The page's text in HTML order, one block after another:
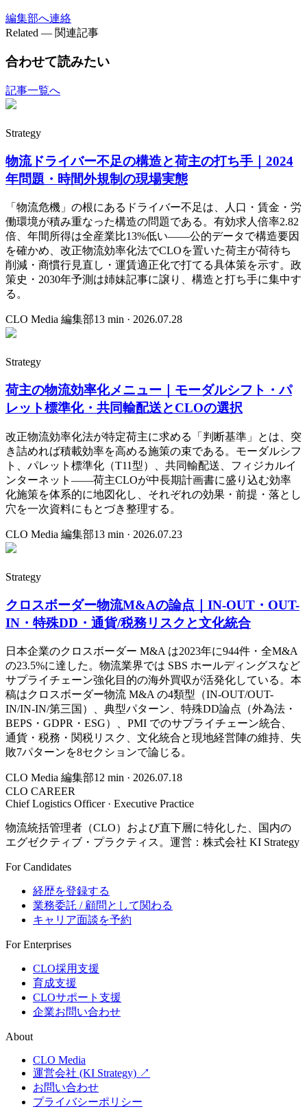
編集部へ連絡
Related — 関連記事
合わせて読みたい
記事一覧へ
Strategy
物流ドライバー不足の構造と荷主の打ち手｜2024
年問題・時間外規制の現場実態
「物流危機」の根にあるドライバー不足は、人口・賃金・労
働環境が積み重なった構造の問題である。有効求人倍率2.82
倍、年間所得は全産業比13%低い——公的データで構造要因
を確かめ、改正物流効率化法でCLOを置いた荷主が荷待ち
削減・商慣行見直し・運賃適正化で打てる具体策を示す。政
策史・2030年予測は姉妹記事に譲り、構造と打ち手に集中す
る。
CLO Media 編集部13 min · 2026.07.28
Strategy
荷主の物流効率化メニュー｜モーダルシフト・パ
レット標準化・共同輸配送とCLOの選択
改正物流効率化法が特定荷主に求める「判断基準」とは、突
き詰めれば積載効率を高める施策の束である。モーダルシフ
ト、パレット標準化（T11型）、共同輸配送、フィジカルイ
ンターネット——荷主CLOが中長期計画書に盛り込む効率
化施策を体系的に地図化し、それぞれの効果・前提・落とし
穴を一次資料にもとづき整理する。
CLO Media 編集部13 min · 2026.07.23
Strategy
クロスボーダー物流M&Aの論点｜IN-OUT・OUT-
IN・特殊DD・通貨/税務リスクと文化統合
日本企業のクロスボーダー M&A は2023年に944件・全M&A
の23.5%に達した。物流業界では SBS ホールディングスなど
サプライチェーン強化目的の海外買収が活発化している。本
稿はクロスボーダー物流 M&A の4類型（IN-OUT/OUT-
IN/IN-IN/第三国）、典型パターン、特殊DD論点（外為法・
BEPS・GDPR・ESG）、PMI でのサプライチェーン統合、
通貨・税務・関税リスク、文化統合と現地経営陣の維持、失
敗7パターンを8セクションで論じる。
CLO Media 編集部12 min · 2026.07.18
CLO CAREER
Chief Logistics Officer · Executive Practice
物流統括管理者（CLO）および直下層に特化した、国内の
エグゼクティブ・プラクティス。運営：株式会社 KI Strategy
For Candidates
経歴を登録する
業務委託 / 顧問として関わる
キャリア面談を予約
For Enterprises
CLO採用支援
育成支援
CLOサポート支援
企業お問い合わせ
About
CLO Media
運営会社 (KI Strategy) ↗
お問い合わせ
プライバシーポリシー